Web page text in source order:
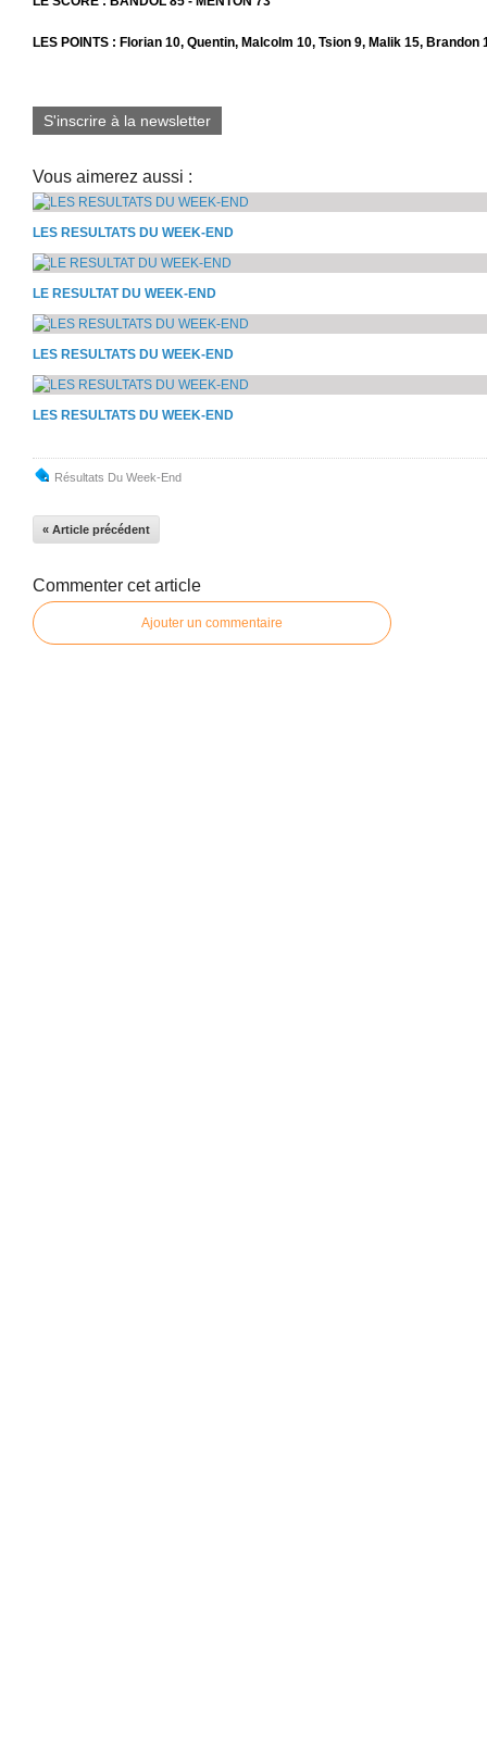
LES POINTS : Florian 10, Quentin, Malcolm 10, Tsion 9, Malik 15, Brandon
S'inscrire à la newsletter
Vous aimerez aussi :
LES RESULTATS DU WEEK-END
LE RESULTAT DU WEEK-END
LES RESULTATS DU WEEK-END
LES RESULTATS DU WEEK-END
Résultats Du Week-End
« Article précédent
Commenter cet article
Ajouter un commentaire